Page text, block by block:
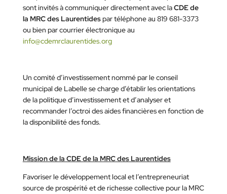
sont invités à communiquer directement avec laCDE de
la MRC des Laurentidespar téléphone au 819 681-3373
ou bien par courrier électronique au
info@cdemrclaurentides.org
Un comité d’investissement nommé par le conseil
municipal de Labelle se charge d’établir les orientations
de la politique d’investissement et d’analyser et
recommander l’octroi des aides financières en fonction de
la disponibilité des fonds.
Mission de la CDE de la MRC des Laurentides
Favoriser le développement local et l’entrepreneuriat
source de prospérité et de richesse collective pour la MRC